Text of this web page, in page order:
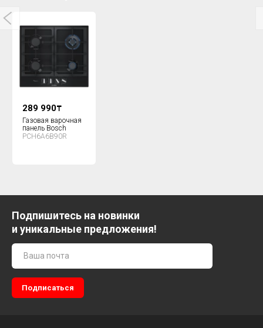
289 990₸
Газовая варочная
панель Bosch
PCH6A6B90R
Подпишитесь на новинки
и уникальные предложения!